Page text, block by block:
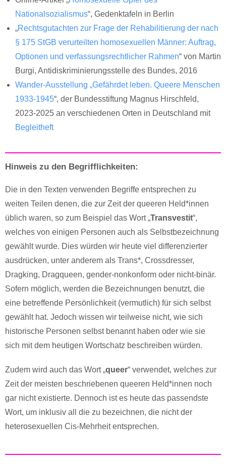
Nationalsozialismus“, Gedenktafeln in Berlin
„Rechtsgutachten zur Frage der Rehabilitierung der nach
§ 175 StGB verurteilten homosexuellen Männer: Auftrag,
Optionen und verfassungsrechtlicher Rahmen“ von Martin
Burgi, Antidiskriminierungsstelle des Bundes, 2016
Wander-Ausstellung „Gefährdet leben. Queere Menschen
1933-1945“, der Bundesstiftung Magnus Hirschfeld,
2023-2025 an verschiedenen Orten in Deutschland mit
Begleitheft
Hinweis zu den Begrifflichkeiten:
Die in den Texten verwenden Begriffe entsprechen zu
weiten Teilen denen, die zur Zeit der queeren Held*innen
üblich waren, so zum Beispiel das Wort „Transvestit“,
welches von einigen Personen auch als Selbstbezeichnung
gewählt wurde. Dies würden wir heute viel differenzierter
ausdrücken, unter anderem als Trans*, Crossdresser,
Dragking, Dragqueen, gender-nonkonform oder nicht-binär.
Sofern möglich, werden die Bezeichnungen benutzt, die
eine betreffende Persönlichkeit (vermutlich) für sich selbst
gewählt hat. Jedoch wissen wir teilweise nicht, wie sich
historische Personen selbst benannt haben oder wie sie
sich mit dem heutigen Wortschatz beschreiben würden.
Zudem wird auch das Wort „queer“ verwendet, welches zur
Zeit der meisten beschriebenen queeren Held*innen noch
gar nicht existierte. Dennoch ist es heute das passendste
Wort, um inklusiv all die zu bezeichnen, die nicht der
heterosexuellen Cis-Mehrheit entsprechen.